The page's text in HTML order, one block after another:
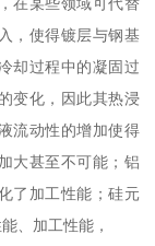
，使得镀层与钢基
却过程中的凝固过
变化，因此其热浸
流动性的增加使得
大甚至不可能；铝
了加工性能；硅元
、加工性能，